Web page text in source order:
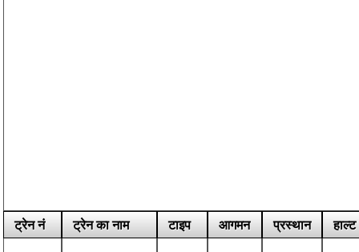
ट्रेन नं ट्रेन का नाम टाइप आगमन प्रस्थान हाल्ट